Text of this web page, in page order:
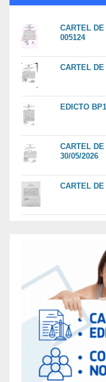
CARTEL DE
005124
CARTEL DE
EDICTO
CARTEL DE
30/05/2026
CARTEL